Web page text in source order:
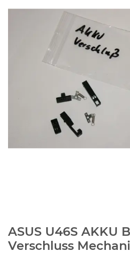
ASUS U46S AKKU
Verschluss